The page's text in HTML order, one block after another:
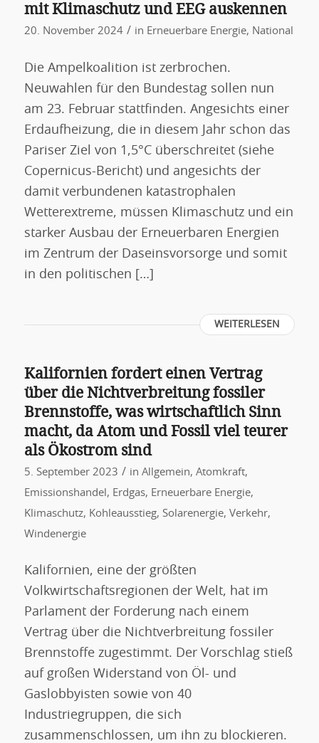
mit Klimaschutz und EEG auskennen
20. November 2024 / in Erneuerbare Energie, National
Die Ampelkoalition ist zerbrochen.
Neuwahlen für den Bundestag sollen nun
am 23. Februar stattfinden. Angesichts einer
Erdaufheizung, die in diesem Jahr schon das
Pariser Ziel von 1,5°C überschreitet (siehe
Copernicus-Bericht) und angesichts der
damit verbundenen katastrophalen
Wetterextreme, müssen Klimaschutz und ein
starker Ausbau der Erneuerbaren Energien
im Zentrum der Daseinsvorsorge und somit
in den politischen […]
WEITERLESEN
Kalifornien fordert einen Vertrag
über die Nichtverbreitung fossiler
Brennstoffe, was wirtschaftlich Sinn
macht, da Atom und Fossil viel teurer
als Ökostrom sind
5. September 2023 / in Allgemein, Atomkraft,
Emissionshandel , Erdgas, Erneuerbare Energie,
Klimaschutz, Kohleausstieg, Solarenergie, Verkehr,
Windenergie
Kalifornien, eine der größten
Volkwirtschaftsregionen der Welt, hat im
Parlament der Forderung nach einem
Vertrag über die Nichtverbreitung fossiler
Brennstoffe zugestimmt. Der Vorschlag stieß
auf großen Widerstand von Öl- und
Gaslobbyisten sowie von 40
Industriegruppen, die sich
zusammenschlossen, um ihn zu blockieren.